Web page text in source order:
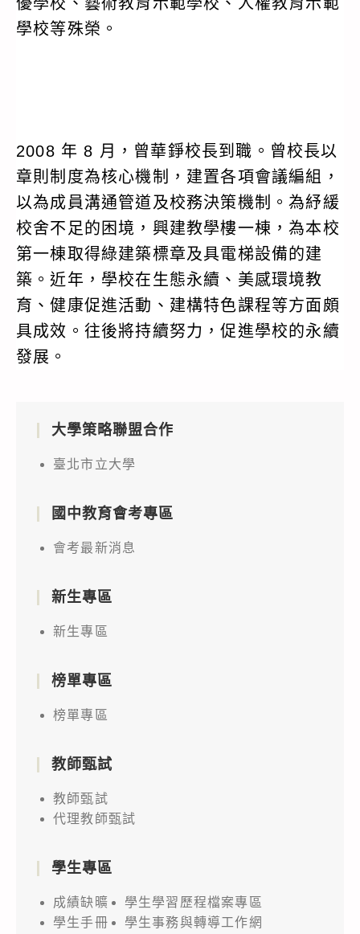
學校等殊榮。
2008 年 8 月，曾華錚校長到職。曾校長以
章則制度為核心機制，建置各項會議編組，
以為成員溝通管道及校務決策機制。為紓緩
校舍不足的困境，興建教學樓一棟，為本校
第一棟取得綠建築標章及具電梯設備的建
築。近年，學校在生態永續、美感環境教
育、健康促進活動、建構特色課程等方面頗
具成效。往後將持續努力，促進學校的永續
發展。
大學策略聯盟合作
臺北市立大學
國中教育會考專區
會考最新消息
新生專區
新生專區
榜單專區
榜單專區
教師甄試
教師甄試
代理教師甄試
學生專區
成績缺曠
學生學習歷程檔案專區
學生手冊
學生事務與轉導工作網